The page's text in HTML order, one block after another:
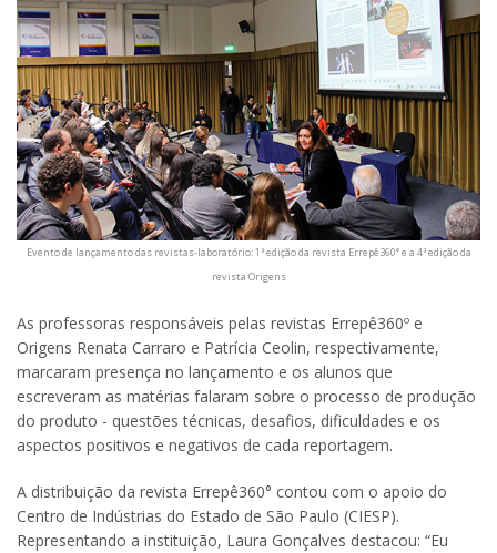
Evento de lançamento das revistas-laboratório: 1ª edição da revista Errepê360° e a 4ª edição da
revista Origens
As professoras responsáveis pelas revistas Errepê360º e
Origens Renata Carraro e Patrícia Ceolin, respectivamente,
marcaram presença no lançamento e os alunos que
escreveram as matérias falaram sobre o processo de produção
do produto - questões técnicas, desafios, dificuldades e os
aspectos positivos e negativos de cada reportagem.
A distribuição da revista Errepê360° contou com o apoio do
Centro de Indústrias do Estado de São Paulo (CIESP).
Representando a instituição, Laura Gonçalves destacou: “Eu